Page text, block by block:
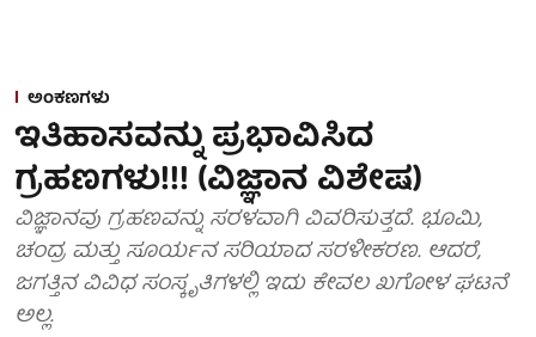
ಅಂಕಣಗಳು
ಇತಿಹಾಸವನ್ನು ಪ್ರಭಾವಿಸಿದ
ಗ್ರಹಣಗಳು!!! (ವಿಜ್ಞಾನ ವಿಶೇಷ)
ವಿಜ್ಞಾನವು ಗ್ರಹಣವನ್ನು ಸರಳವಾಗಿ ವಿವರಿಸುತ್ತದೆ. ಭೂಮಿ,
ಚಂದ್ರ ಮತ್ತು ಸೂರ್ಯನ ಸರಿಯಾದ ಸರಳೀಕರಣ. ಆದರೆ,
ಜಗತ್ತಿನ ವಿವಿಧ ಸಂಸ್ಕೃತಿಗಳಲ್ಲಿ ಇದು ಕೇವಲ ಖಗೋಳ ಘಟನೆ
ಅಲ್ಲ.